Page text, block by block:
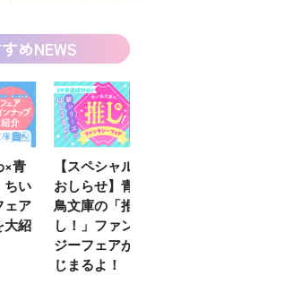
めNEWS
な
青い
推
ンタ
は
エブリスタ×講
談社青い鳥文庫
第９回小説賞開
催のおしらせ